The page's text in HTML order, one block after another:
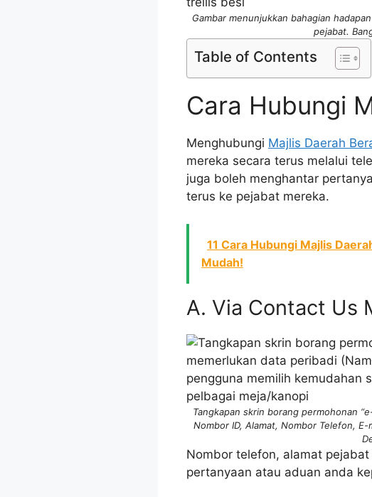
Gambar menunjukkan bahagian
pejabat.
Table of Contents
Cara Hubungi
Menghubungi Majlis Daerah
mereka secara terus melalui
juga boleh menghantar
terus ke pejabat mereka.
11 Cara Hubungi Majlis
Mudah!
A. Via Contact Us
Tangkapan skrin borang permohonan
Nombor ID, Alamat, Nombor Telefon,
Nombor telefon, alamat
pertanyaan atau aduan anda